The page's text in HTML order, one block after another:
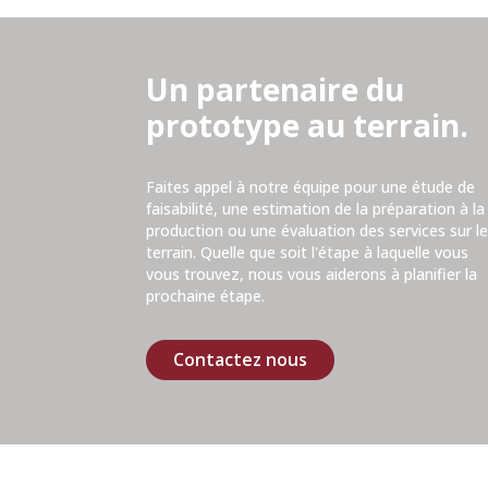
Un partenaire du
prototype au terrain.
Faites appel à notre équipe pour une étude de
faisabilité, une estimation de la préparation à la
production ou une évaluation des services sur le
terrain. Quelle que soit l'étape à laquelle vous
vous trouvez, nous vous aiderons à planifier la
prochaine étape.
Contactez nous